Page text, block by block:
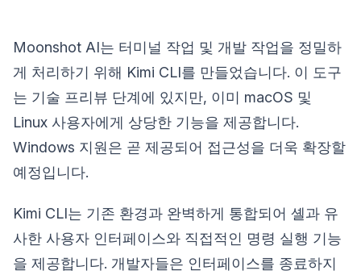
Moonshot AI는 터미널 작업 및 개발 작업을 정밀하
게 처리하기 위해 Kimi CLI를 만들었습니다. 이 도구
는 기술 프리뷰 단계에 있지만, 이미 macOS 및
Linux 사용자에게 상당한 기능을 제공합니다.
Windows 지원은 곧 제공되어 접근성을 더욱 확장할
예정입니다.
Kimi CLI는 기존 환경과 완벽하게 통합되어 셸과 유
사한 사용자 인터페이스와 직접적인 명령 실행 기능
을 제공합니다. 개발자들은 인터페이스를 종료하지